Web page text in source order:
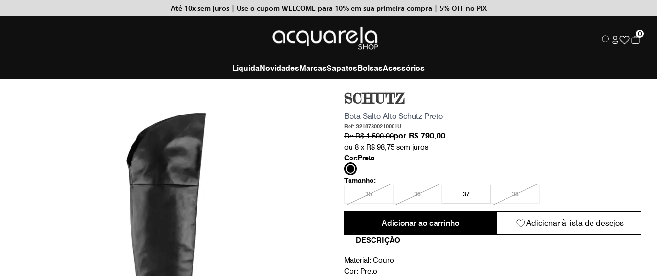
Até 10x sem juros | Use o cupom WELCOME para 10% em sua primeira compra | 5% OFF no PIX
0
LiquidaNovidadesMarcasSapatosBolsasAcessórios
SCHUTZ
Bota Salto Alto Schutz Preto
Ref: S2187300210001U
DeR$ 1.590,00por R$ 790,00
ou 8 x R$ 98,75 sem juros
Cor:Preto
Tamanho:
35 36 37 38
Adicionar ao carrinho Adicionar à lista de desejos
DESCRIÇÃO
Material: Couro
Cor: Preto